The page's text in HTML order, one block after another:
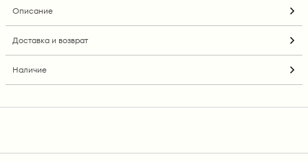
Описание
Доставка и возврат
Наличие